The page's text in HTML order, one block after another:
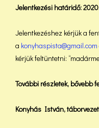
Jelentkezési határidő:
Jelentkezéshez kérjük a
a konyhaspista@gmail.com
kérjük feltüntetni:
További részletek, bővebb
Konyhás István,